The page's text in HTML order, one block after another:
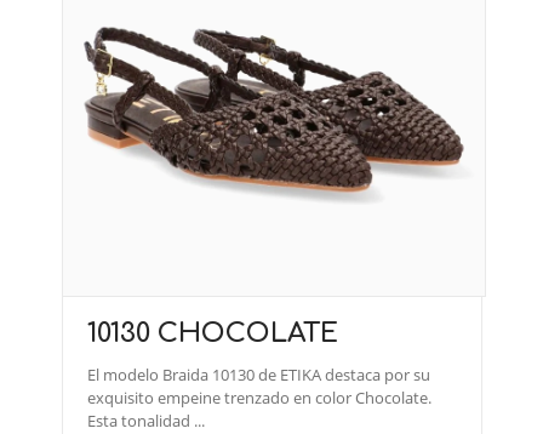
10130 CHOCOLATE
El modelo Braida 10130 de ETIKA destaca por su
exquisito empeine trenzado en color Chocolate.
Esta tonalidad ...